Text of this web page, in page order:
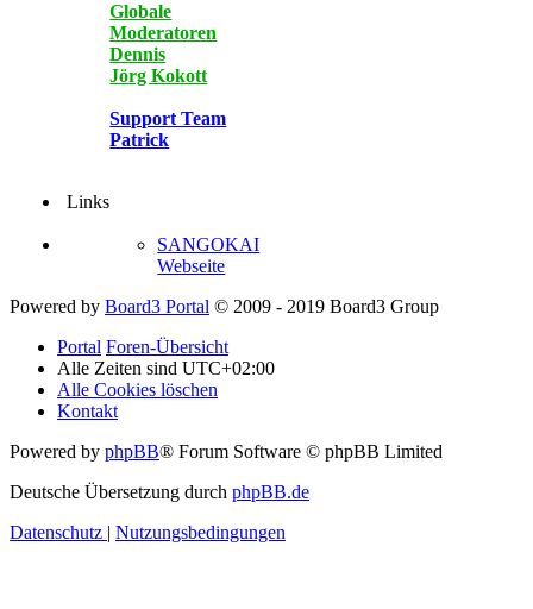
Globale
Moderatoren
Dennis
Jörg Kokott
Support Team
Patrick
Links
SANGOKAI
Webseite
Powered by Board3 Portal © 2009 - 2019 Board3 Group
Portal Foren-Übersicht
Alle Zeiten sind UTC+02:00
Alle Cookies löschen
Kontakt
Powered by phpBB® Forum Software © phpBB Limited
Deutsche Übersetzung durch phpBB.de
Datenschutz | Nutzungsbedingungen